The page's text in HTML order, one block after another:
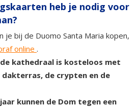
heb je nodig voor
je bij de Duomo Santa Maria kopen,
online .
kathedraal is kosteloos met
de crypten en de
kunnen de Dom tegen een